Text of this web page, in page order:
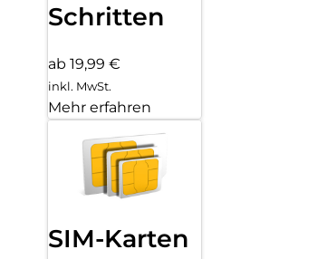
Schritten
ab 19,99 €
inkl. MwSt.
Mehr erfahren
SIM-Karten